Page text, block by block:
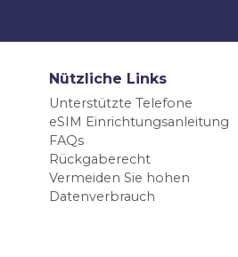
Nützliche Links
Unterstützte Telefone
eSIM Einrichtungsanleitung
FAQs
Rückgaberecht
Vermeiden Sie hohen
Datenverbrauch